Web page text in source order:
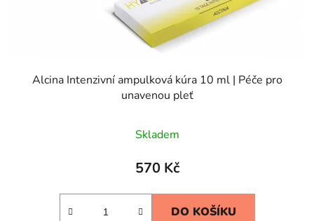
Alcina Intenzivní ampulková kúra 10 ml | Péče pro
unavenou pleť
Skladem
570 Kč
DO KOŠÍKU